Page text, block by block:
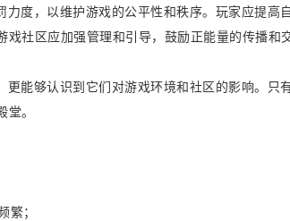
度，以维护游戏的公平性和秩序。玩家应提高
社区应加强管理和引导，鼓励正能量的传播和
能够认识到它们对游戏环境和社区的影响。只
。
；